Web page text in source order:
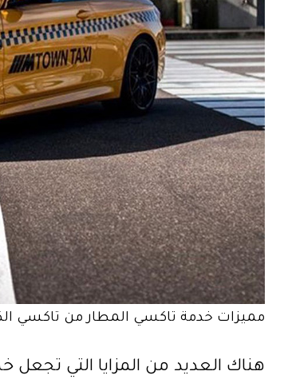
مميزات خدمة تاكسي المطار من تاكسي
هناك العديد من المزايا التي تجعل